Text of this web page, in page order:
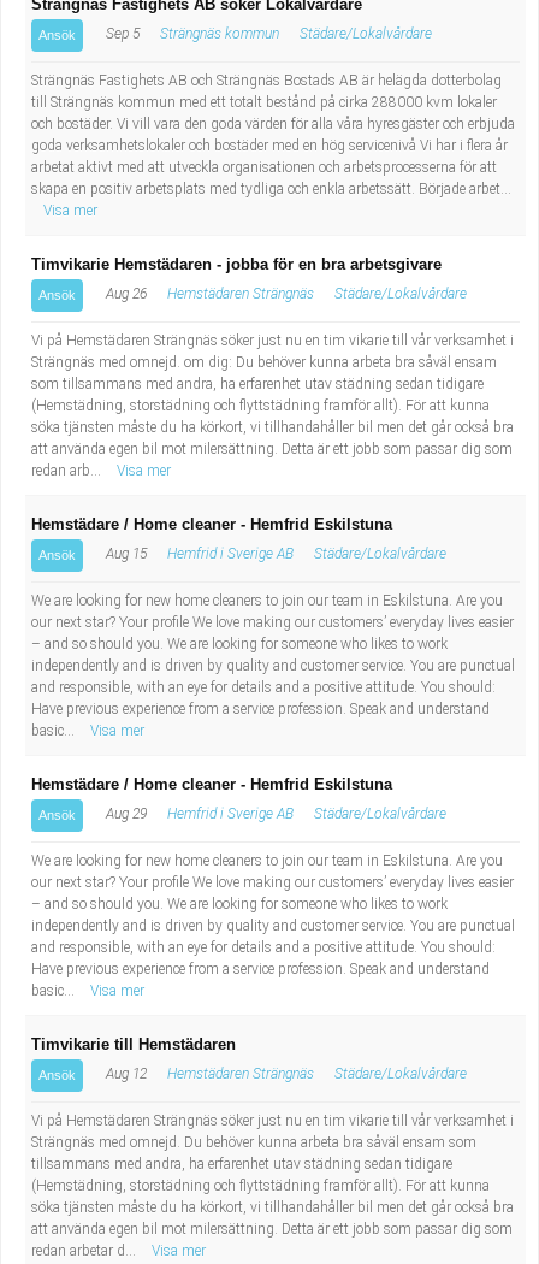
Strängnäs Fastighets AB söker Lokalvårdare
Ansök Sep 5 Strängnäs kommun Städare/Lokalvårdare
Strängnäs Fastighets AB och Strängnäs Bostads AB är helägda dotterbolag
till Strängnäs kommun med ett totalt bestånd på cirka 288000 kvm lokaler
och bostäder. Vi vill vara den goda värden för alla våra hyresgäster och erbjuda
goda verksamhetslokaler och bostäder med en hög servicenivå Vi har i flera år
arbetat aktivt med att utveckla organisationen och arbetsprocesserna för att
skapa en positiv arbetsplats med tydliga och enkla arbetssätt. Började arbet...
Visa mer
Timvikarie Hemstädaren - jobba för en bra arbetsgivare
Ansök Aug 26 Hemstädaren Strängnäs Städare/Lokalvårdare
Vi på Hemstädaren Strängnäs söker just nu en tim vikarie till vår verksamhet i
Strängnäs med omnejd. om dig: Du behöver kunna arbeta bra såväl ensam
som tillsammans med andra, ha erfarenhet utav städning sedan tidigare
(Hemstädning, storstädning och flyttstädning framför allt). För att kunna
söka tjänsten måste du ha körkort, vi tillhandahåller bil men det går också bra
att använda egen bil mot milersättning. Detta är ett jobb som passar dig som
redan arb...
Visa mer
Hemstädare / Home cleaner - Hemfrid Eskilstuna
Ansök Aug 15 Hemfrid i Sverige AB Städare/Lokalvårdare
We are looking for new home cleaners to join our team in Eskilstuna. Are you
our next star? Your profile We love making our customers’ everyday lives easier
– and so should you. We are looking for someone who likes to work
independently and is driven by quality and customer service. You are punctual
and responsible, with an eye for details and a positive attitude. You should:
Have previous experience from a service profession. Speak and understand
basic...
Visa mer
Hemstädare / Home cleaner - Hemfrid Eskilstuna
Ansök Aug 29 Hemfrid i Sverige AB Städare/Lokalvårdare
We are looking for new home cleaners to join our team in Eskilstuna. Are you
our next star? Your profile We love making our customers’ everyday lives easier
– and so should you. We are looking for someone who likes to work
independently and is driven by quality and customer service. You are punctual
and responsible, with an eye for details and a positive attitude. You should:
Have previous experience from a service profession. Speak and understand
basic...
Visa mer
Timvikarie till Hemstädaren
Ansök Aug 12 Hemstädaren Strängnäs Städare/Lokalvårdare
Vi på Hemstädaren Strängnäs söker just nu en tim vikarie till vår verksamhet i
Strängnäs med omnejd. Du behöver kunna arbeta bra såväl ensam som
tillsammans med andra, ha erfarenhet utav städning sedan tidigare
(Hemstädning, storstädning och flyttstädning framför allt). För att kunna
söka tjänsten måste du ha körkort, vi tillhandahåller bil men det går också bra
att använda egen bil mot milersättning. Detta är ett jobb som passar dig som
redan arbetar d...
Visa mer